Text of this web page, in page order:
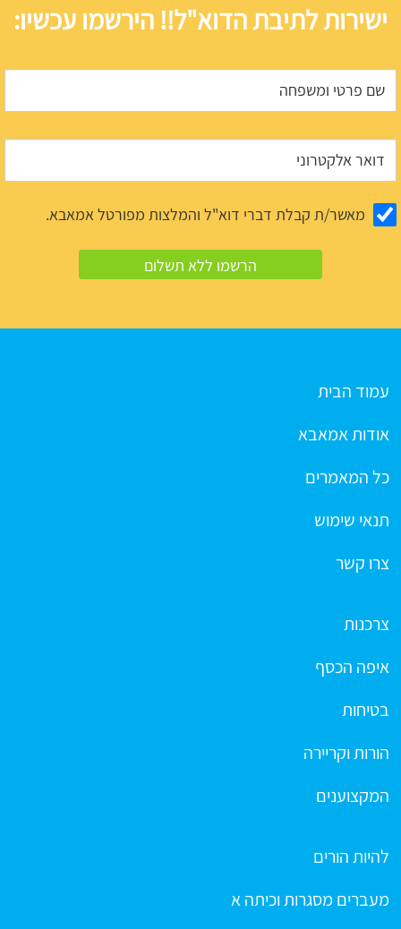
ישירות לתיבת הדוא"ל!! הירשמו עכשיו:
מאשר/ת קבלת דברי דוא"ל והמלצות מפורטל אמאבא.
עמוד הבית
אודות אמאבא
כל המאמרים
תנאי שימוש
צרו קשר
צרכנות
איפה הכסף
בטיחות
הורות וקריירה
המקצוענים
להיות הורים
מעברים מסגרות וכיתה א